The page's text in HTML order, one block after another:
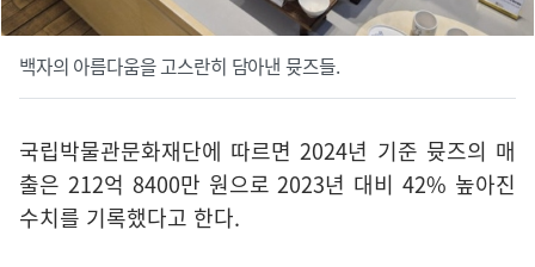
백자의 아름다움을 고스란히 담아낸 뮷즈들.
국립박물관문화재단에 따르면 2024년 기준 뮷즈의 매
출은 212억 8400만 원으로 2023년 대비 42% 높아진
수치를 기록했다고 한다.